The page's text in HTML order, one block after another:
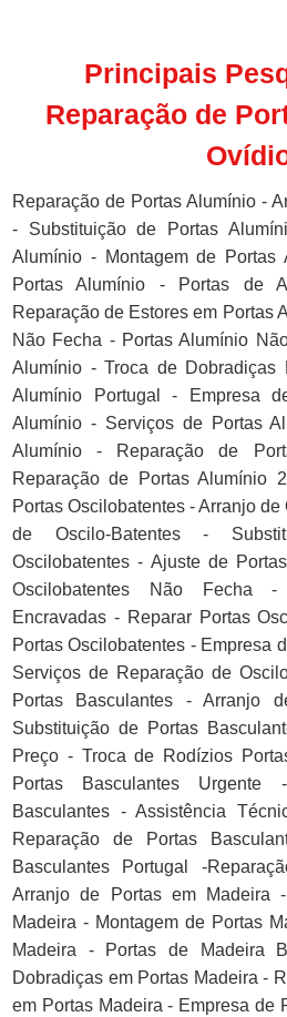
Principais
Reparação de
Reparação de Portas Alumínio -
- Substituição de Portas
Alumínio - Montagem de Portas
Portas Alumínio - Portas de
Reparação de Estores em Portas
Não Fecha - Portas Alumínio
Alumínio - Troca de Dobradiças
Alumínio Portugal - Empresa
Alumínio - Serviços de Portas
Alumínio - Reparação de
Reparação de Portas Alumínio
Portas Oscilobatentes - Arranjo
de Oscilo-Batentes -
Oscilobatentes - Ajuste de
Oscilobatentes Não Fecha -
Encravadas - Reparar Portas
Portas Oscilobatentes - Empresa
Serviços de Reparação de
Portas Basculantes - Arranjo
Substituição de Portas
Preço - Troca de Rodízios
Portas Basculantes
Basculantes - Assistência
Reparação de Portas
Basculantes Portugal -
Arranjo de Portas em Madeira
Madeira - Montagem de Portas
Madeira - Portas de Madeira
Dobradiças em Portas Madeira -
em Portas Madeira - Empresa de